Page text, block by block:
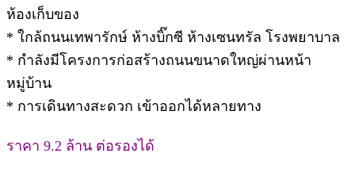
ห้องเก็บของ
* ใกล้ถนนเทพารักษ์ ห้างบิ๊กซี ห้างเซนทรัล โรงพยาบาล
* กำลังมีโครงการก่อสร้างถนนขนาดใหญ่ผ่านหน้า
หมู่บ้าน
* การเดินทางสะดวก เข้าออกได้หลายทาง
ราคา 9.2 ล้าน ต่อรองได้